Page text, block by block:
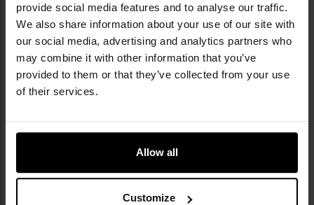
provide social media features and to analyse our traffic.
We also share information about your use of our site with
our social media, advertising and analytics partners who
may combine it with other information that you’ve
provided to them or that they’ve collected from your use
of their services.
Allow all
Customize
NAJWAŻNIEJSZE CECHY
dopasowana do ciała
technologia 4-Way Stretch
skuteczne odprowadzanie wilgoci